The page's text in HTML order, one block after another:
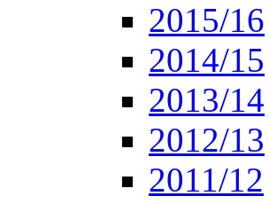
2015/16
2014/15
2013/14
2012/13
2011/12